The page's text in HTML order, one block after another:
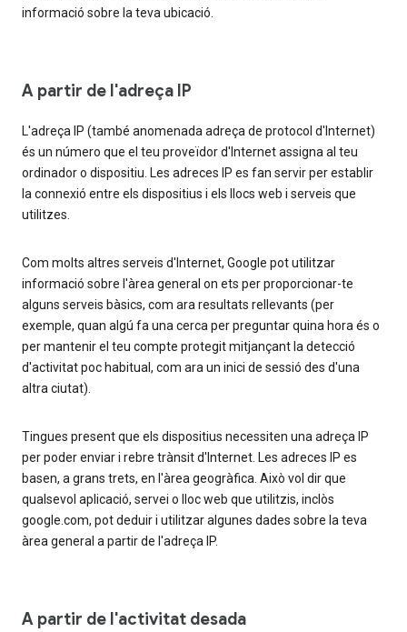
informació sobre la teva ubicació.
A partir de l'adreça IP
L'adreça IP (també anomenada adreça de protocol d'Internet)
és un número que el teu proveïdor d'Internet assigna al teu
ordinador o dispositiu. Les adreces IP es fan servir per establir
la connexió entre els dispositius i els llocs web i serveis que
utilitzes.
Com molts altres serveis d'Internet, Google pot utilitzar
informació sobre l'àrea general on ets per proporcionar-te
alguns serveis bàsics, com ara resultats rellevants (per
exemple, quan algú fa una cerca per preguntar quina hora és o
per mantenir el teu compte protegit mitjançant la detecció
d'activitat poc habitual, com ara un inici de sessió des d'una
altra ciutat).
Tingues present que els dispositius necessiten una adreça IP
per poder enviar i rebre trànsit d'Internet. Les adreces IP es
basen, a grans trets, en l'àrea geogràfica. Això vol dir que
qualsevol aplicació, servei o lloc web que utilitzis, inclòs
google.com, pot deduir i utilitzar algunes dades sobre la teva
àrea general a partir de l'adreça IP.
A partir de l'activitat desada